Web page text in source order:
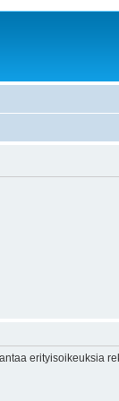
erityisoikeuksia